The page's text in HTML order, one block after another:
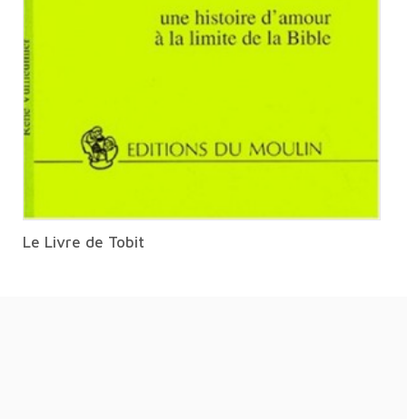
Le Livre de Tobit